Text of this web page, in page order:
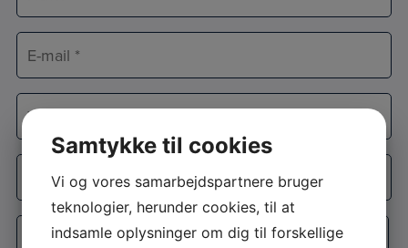
E-
mail
Telefon
*
Adresse
Adresselinje
Samtykke til cookies
Vi og vores samarbejdspartnere bruger
teknologier, herunder cookies, til at
indsamle oplysninger om dig til forskellige